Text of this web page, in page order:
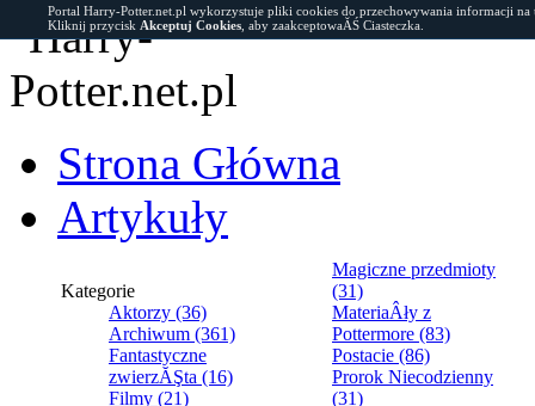
Strona Główna
Artykuły
Kategorie
Aktorzy (36)
Archiwum (361)
Fantastyczne
zwierzĂŞta (16)
Filmy (21)
Magiczne przedmioty
(31)
MateriaÂły z
Pottermore (83)
Postacie (86)
Prorok Niecodzienny
(31)
Portal Harry-Potter.net.pl wykorzystuje pliki cookies do przechowywania informacji
Kliknij przycisk Akceptuj Cookies , aby zaakceptowaĂŚ Ciasteczka.